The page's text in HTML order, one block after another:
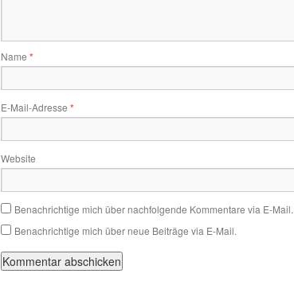
Name *
E-Mail-Adresse *
Website
Benachrichtige mich über nachfolgende Kommentare via E-Mail.
Benachrichtige mich über neue Beiträge via E-Mail.